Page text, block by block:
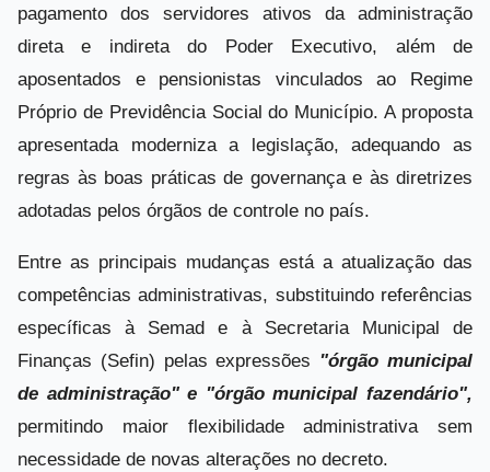
pagamento dos servidores ativos da administração
direta e indireta do Poder Executivo, além de
aposentados e pensionistas vinculados ao Regime
Próprio de Previdência Social do Município. A proposta
apresentada moderniza a legislação, adequando as
regras às boas práticas de governança e às diretrizes
adotadas pelos órgãos de controle no país.
Entre as principais mudanças está a atualização das
competências administrativas, substituindo referências
específicas à Semad e à Secretaria Municipal de
Finanças (Sefin) pelas expressões "órgão municipal
de administração" e "órgão municipal fazendário",
permitindo maior flexibilidade administrativa sem
necessidade de novas alterações no decreto.